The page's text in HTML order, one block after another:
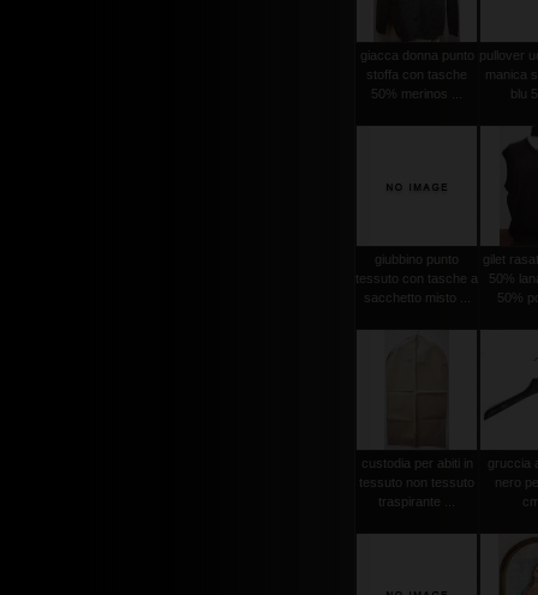
giacca donna punto
stoffa con tasche
50% merinos ...
pullover
manica
blu
giubbino punto
tessuto con tasche a
sacchetto misto ...
gilet
50%
50%
custodia per abiti in
tessuto non tessuto
traspirante ...
gruccia
nero